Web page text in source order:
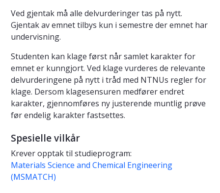
Ved gjentak må alle delvurderinger tas på nytt.
Gjentak av emnet tilbys kun i semestre der emnet har
undervisning.
Studenten kan klage først når samlet karakter for
emnet er kunngjort. Ved klage vurderes de relevante
delvurderingene på nytt i tråd med NTNUs regler for
klage. Dersom klagesensuren medfører endret
karakter, gjennomføres ny justerende muntlig prøve
før endelig karakter fastsettes.
Spesielle vilkår
Krever opptak til studieprogram:
Materials Science and Chemical Engineering
(MSMATCH)